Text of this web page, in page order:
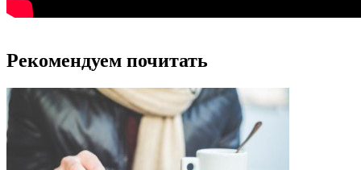
Рекомендуем почитать